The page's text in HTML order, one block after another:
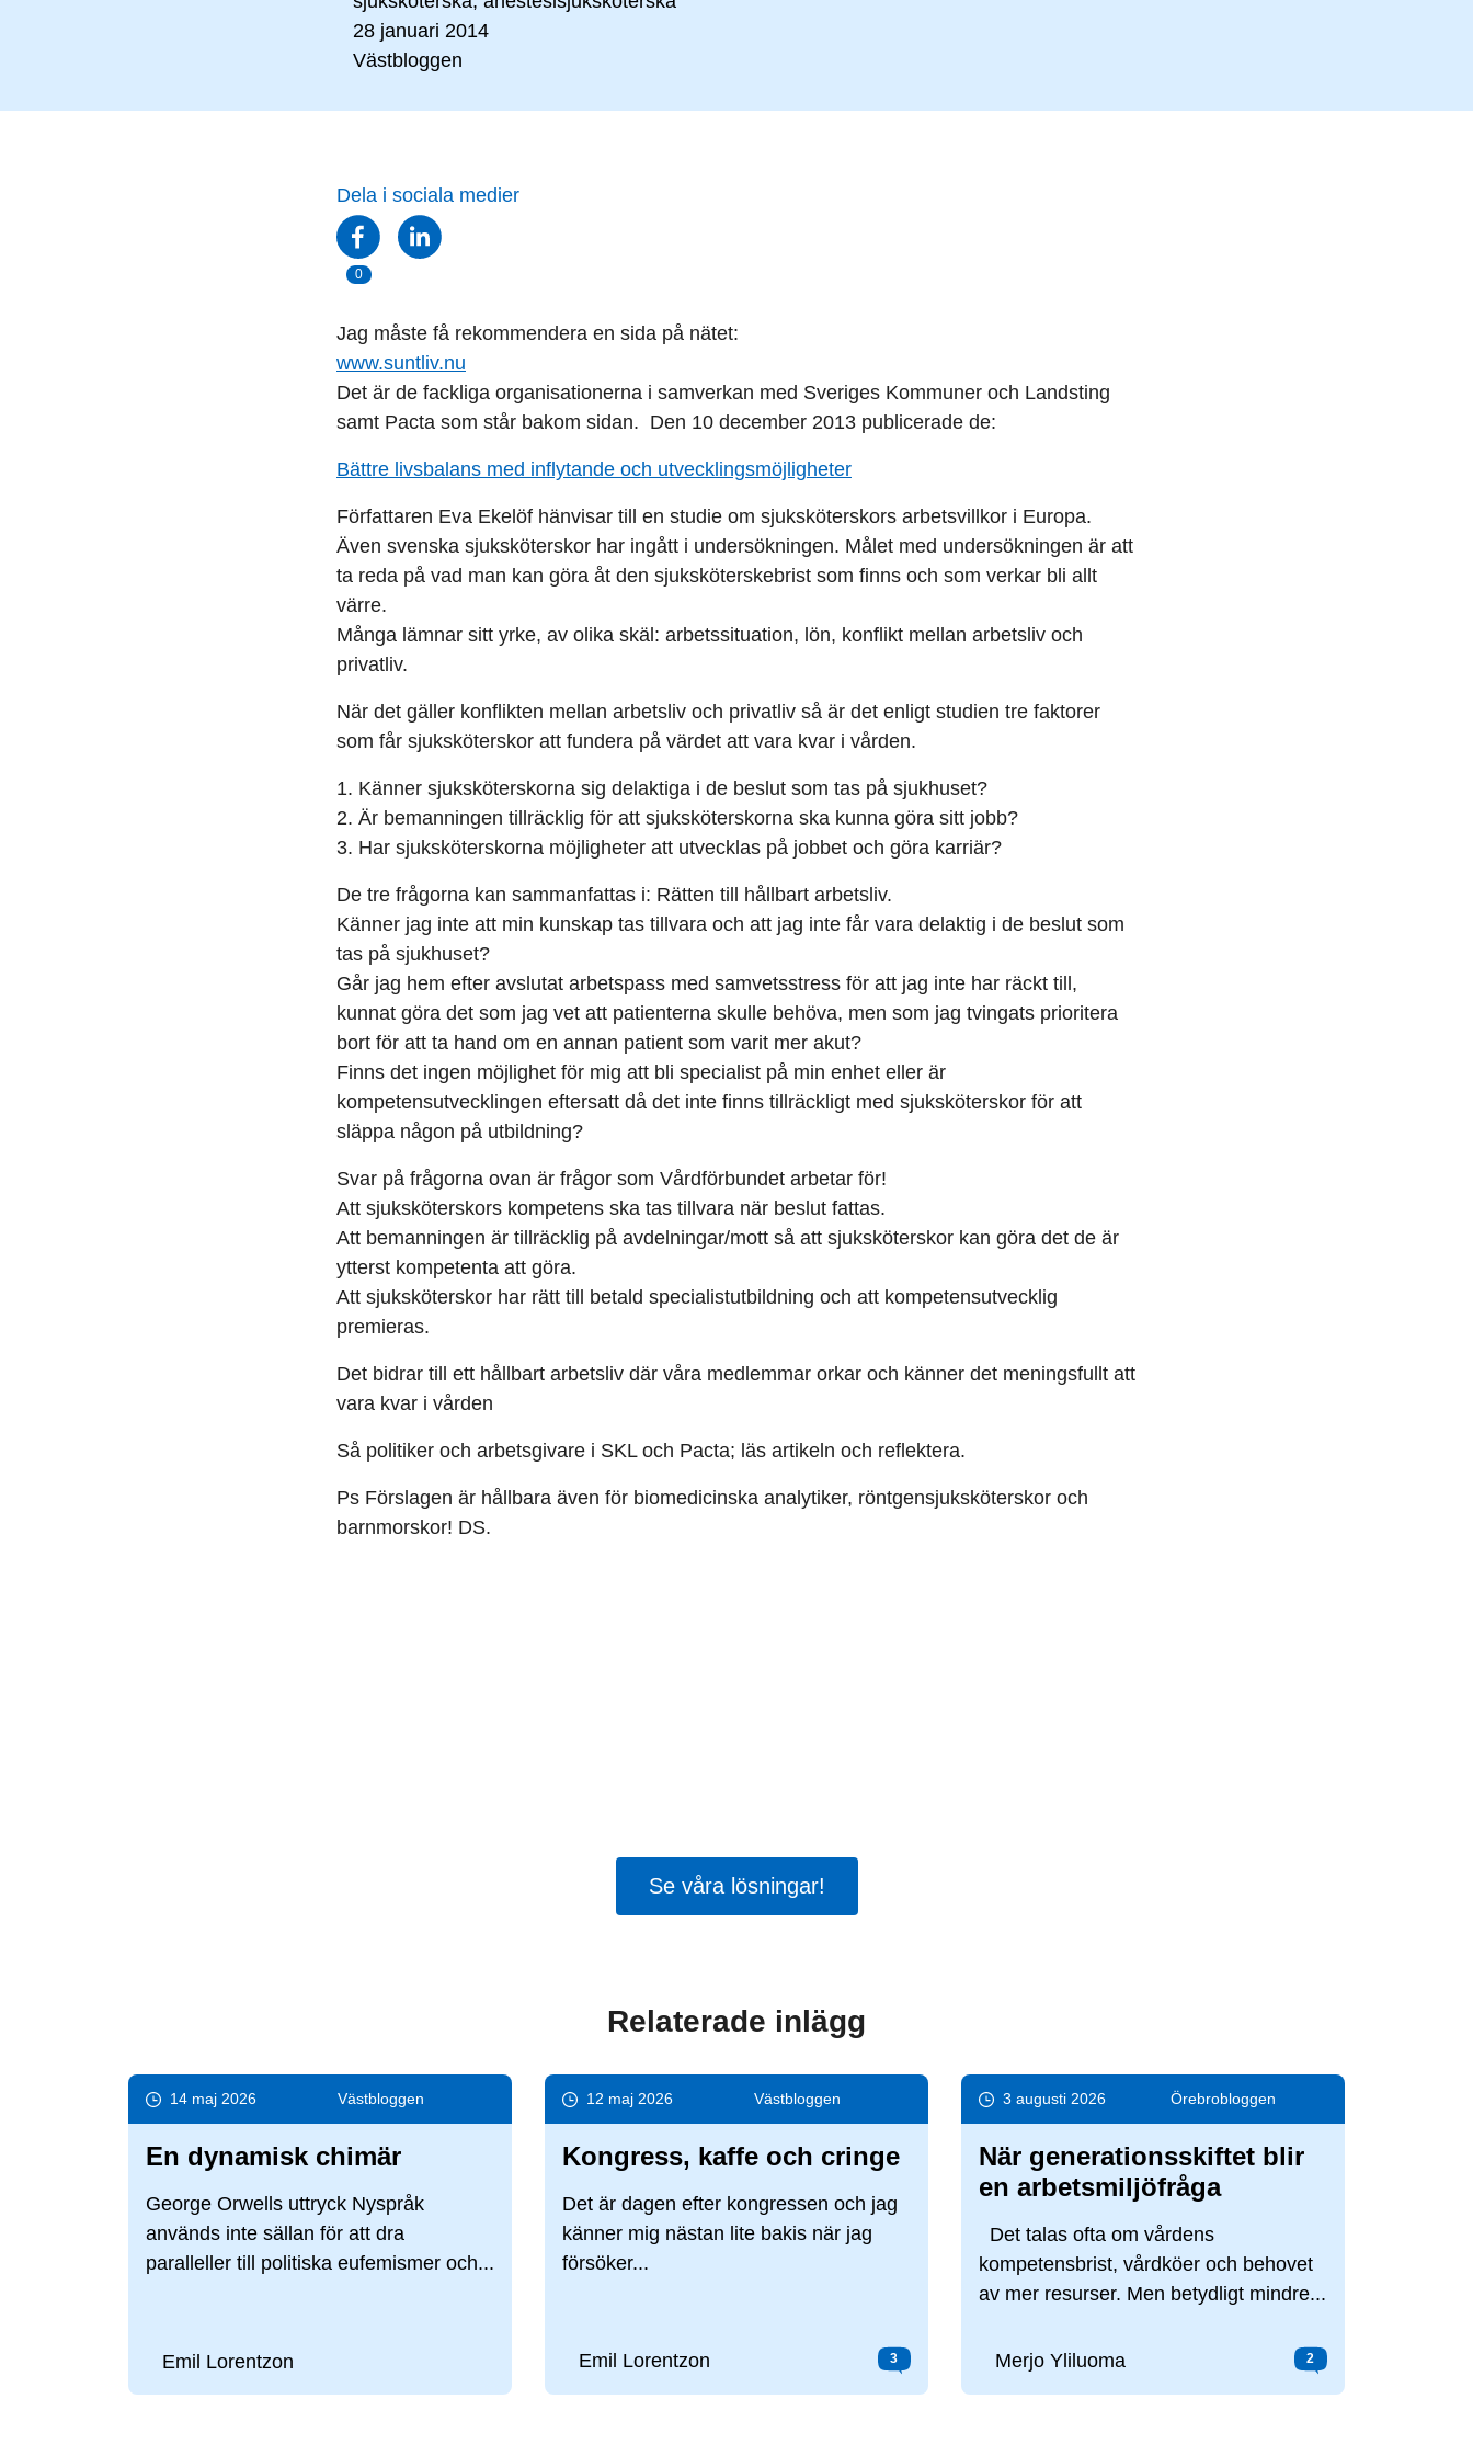
28 januari 2014
Västbloggen
Dela i sociala medier
0
Jag måste få rekommendera en sida på nätet:
www.suntliv.nu
Det är de fackliga organisationerna i samverkan med Sveriges Kommuner och Landsting
samt Pacta som står bakom sidan. Den 10 december 2013 publicerade de:
Bättre livsbalans med inflytande och utvecklingsmöjligheter
Författaren Eva Ekelöf hänvisar till en studie om sjuksköterskors arbetsvillkor i Europa.
Även svenska sjuksköterskor har ingått i undersökningen. Målet med undersökningen är att
ta reda på vad man kan göra åt den sjuksköterskebrist som finns och som verkar bli allt
värre.
Många lämnar sitt yrke, av olika skäl: arbetssituation, lön, konflikt mellan arbetsliv och
privatliv.
När det gäller konflikten mellan arbetsliv och privatliv så är det enligt studien tre faktorer
som får sjuksköterskor att fundera på värdet att vara kvar i vården.
1. Känner sjuksköterskorna sig delaktiga i de beslut som tas på sjukhuset?
2. Är bemanningen tillräcklig för att sjuksköterskorna ska kunna göra sitt jobb?
3. Har sjuksköterskorna möjligheter att utvecklas på jobbet och göra karriär?
De tre frågorna kan sammanfattas i: Rätten till hållbart arbetsliv.
Känner jag inte att min kunskap tas tillvara och att jag inte får vara delaktig i de beslut som
tas på sjukhuset?
Går jag hem efter avslutat arbetspass med samvetsstress för att jag inte har räckt till,
kunnat göra det som jag vet att patienterna skulle behöva, men som jag tvingats prioritera
bort för att ta hand om en annan patient som varit mer akut?
Finns det ingen möjlighet för mig att bli specialist på min enhet eller är
kompetensutvecklingen eftersatt då det inte finns tillräckligt med sjuksköterskor för att
släppa någon på utbildning?
Svar på frågorna ovan är frågor som Vårdförbundet arbetar för!
Att sjuksköterskors kompetens ska tas tillvara när beslut fattas.
Att bemanningen är tillräcklig på avdelningar/mott så att sjuksköterskor kan göra det de är
ytterst kompetenta att göra.
Att sjuksköterskor har rätt till betald specialistutbildning och att kompetensutvecklig
premieras.
Det bidrar till ett hållbart arbetsliv där våra medlemmar orkar och känner det meningsfullt att
vara kvar i vården
Så politiker och arbetsgivare i SKL och Pacta; läs artikeln och reflektera.
Ps Förslagen är hållbara även för biomedicinska analytiker, röntgensjuksköterskor och
barnmorskor! DS.
Se våra lösningar!
Relaterade inlägg
14 maj 2026 Väst­bloggen
En dynamisk chimär
George Orwells uttryck Nyspråk
används inte sällan för att dra
paralleller till politiska eufemismer och...
Emil Lorentzon
12 maj 2026 Väst­bloggen
Kongress, kaffe och cringe
Det är dagen efter kongressen och jag
känner mig nästan lite bakis när jag
försöker...
Emil Lorentzon 3
3 augusti 2026 Örebro­bloggen
När generationsskiftet blir
en arbetsmiljöfråga
Det talas ofta om vårdens
kompetensbrist, vårdköer och behovet
av mer resurser. Men betydligt mindre...
Merjo Yliluoma 2